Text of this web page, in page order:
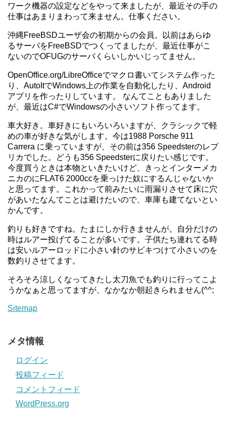
ワーク機器の設定などをやって来ましたが、最近その手の
仕事はあまりまわって来ません。仕事ください。
沖縄FreeBSDユーザ会の初期からの会員。以前はあらゆ
るサーバをFreeBSDでつくってましたが、最近仕事がこ
ないのでOFUGのサーバくらいしかいじってません。
OpenOffice.org/LibreOfficeでマクロ書いてシステム作った
り、AutoItでWindows上の作業を自動化したり、Android
アプリを作ったりしています。 なんてこともありました
が、最近はC#でWindowsの小さいソフト作ってます。
車大好き。車好きにもいろいろいますが、クラシックで軽
めの車が好きな気がします。今は1988 Porsche 911
Carrera に乗っていますが、その前は356 Speedsterのレプ
リカでした。どうも356 Speedsterに戻りたい感じです。
今度買うときは本物といきたいけど、きっとインターメカ
ニカのにFLAT6 2000ccを乗っけた奴にするんじゃないか
と思ってます。これかって前みたいに雨漏りさせて床に穴
があいたなんてことは避けたいので、車庫も建てないとい
かんです。
釣りも好きですね。たまにしか行きませんが。自分だけの
時はルアー投げてることが多いです。子供たち連れてる時
は安いルアーロッドに小さい針のサビキつけて小さいのを
数釣りさせてます。
そろそろ涼しくなってきたし太刀魚でも釣りに行ってこよ
うかなぁと思ってますが、なかなか朝起きられません(^^;
Sitemap
メタ情報
ログイン
投稿フィード
コメントフィード
WordPress.org